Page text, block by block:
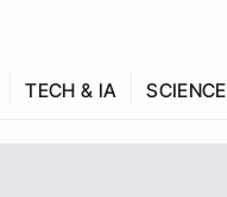
TECH & IA SCIENCE